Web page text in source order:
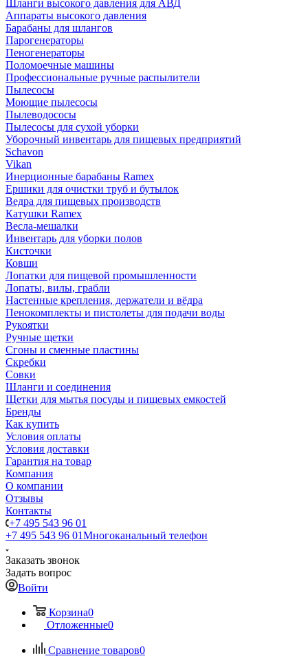
Шланги высокого давления для АВД
Аппараты высокого давления
Барабаны для шлангов
Парогенераторы
Пеногенераторы
Поломоечные машины
Профессиональные ручные распылители
Пылесосы
Моющие пылесосы
Пылеводососы
Пылесосы для сухой уборки
Уборочный инвентарь для пищевых предприятий
Schavon
Vikan
Инерционные барабаны Ramex
Ершики для очистки труб и бутылок
Ведра для пищевых производств
Катушки Ramex
Весла-мешалки
Инвентарь для уборки полов
Кисточки
Ковши
Лопатки для пищевой промышленности
Лопаты, вилы, грабли
Настенные крепления, держатели и вёдра
Пенокомплекты и пистолеты для подачи воды
Рукоятки
Ручные щетки
Сгоны и сменные пластины
Скребки
Совки
Шланги и соединения
Щетки для мытья посуды и пищевых емкостей
Бренды
Как купить
Условия оплаты
Условия доставки
Гарантия на товар
Компания
О компании
Отзывы
Контакты
+7 495 543 96 01
+7 495 543 96 01Многоканальный телефон
Заказать звонок
Задать вопрос
Войти
Корзина0
Отложенные0
Сравнение товаров0